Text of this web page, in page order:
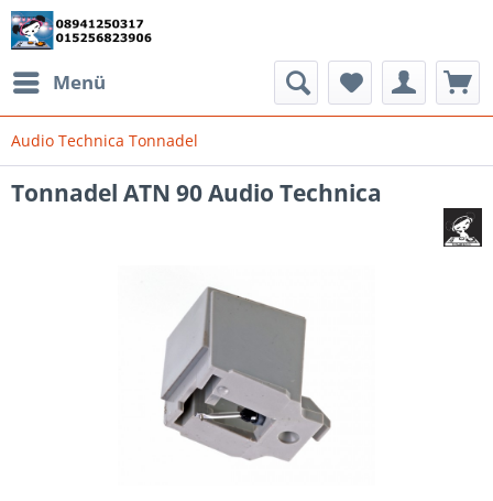
Menü
Audio Technica Tonnadel
Tonnadel ATN 90 Audio Technica